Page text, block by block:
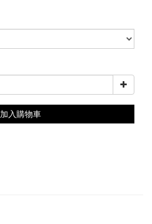
加入購物車